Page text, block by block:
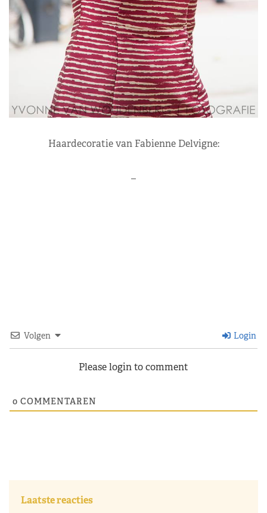
Haardecoratie van Fabienne Delvigne:
–
Volgen Login
Please login to comment
0 COMMENTAREN
Laatste reacties